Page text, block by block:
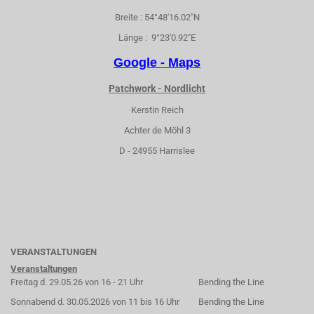
Breite : 54°48'16.02"N
Länge : 9°23'0.92"E
Google - Maps
Patchwork - Nordlicht
Kerstin Reich
Achter de Möhl 3
D - 24955 Harrislee
VERANSTALTUNGEN
Veranstaltungen
Freitag d. 29.05.26 von 16 - 21 Uhr
Bending the Line
Sonnabend d. 30.05.2026 von 11 bis 16 Uhr
Bending the Line